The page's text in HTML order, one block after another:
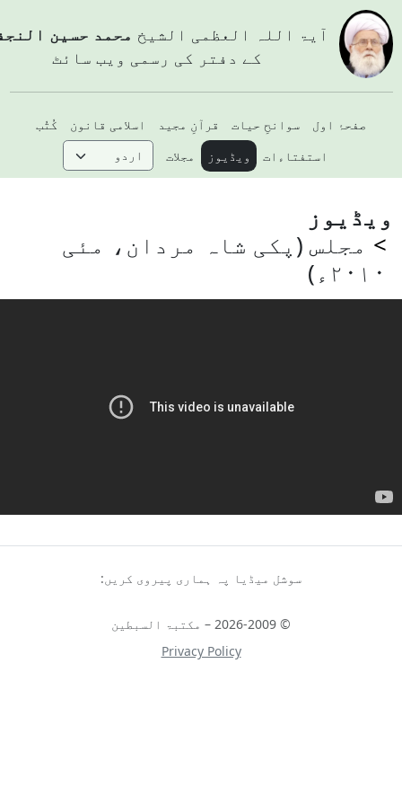
آيۃ اللہ العظمی الشيخمحمد حسین
کے دفتر کی رسمی ویب سائٹ
صفحۂ اول سوانحِ حیات قرآنِ مجید اسلامی قانون
کُتُب
استفتاءات
ویڈیوز مجلات
مجلس (پکی شاہ مردان، مئی
۲۰۱۰ء)
سوشل میڈیا پہ ہماری پیروی کریں:
Privacy Policy